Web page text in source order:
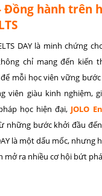
Đồng hành trên
DAY là minh chứng
chỉ mang đến kiến
mỗi học viên vững
viên giàu kinh nghiệm,
học hiện đại, JOLO
những bước khởi đầu
là một dấu mốc, nhưng
mở ra nhiều cơ hội bứt